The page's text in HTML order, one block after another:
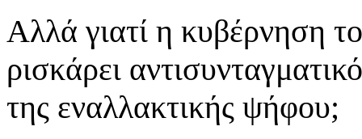
Αλλά γιατί η κυβέρνηση
ρισκάρει
της εναλλακτικής ψήφου;